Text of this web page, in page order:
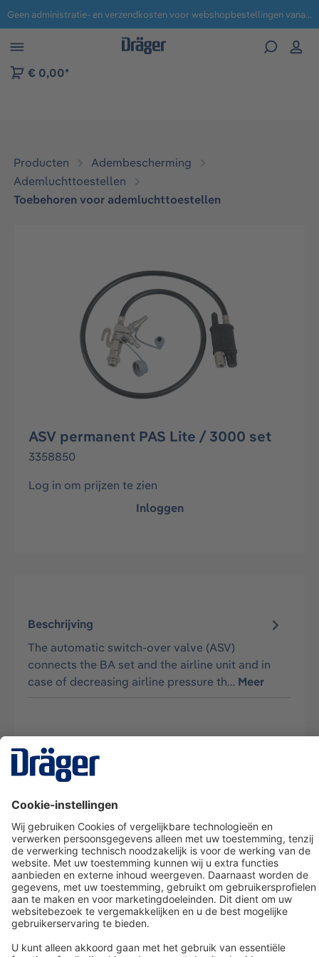
naar navigatie B2B-platform Geen administratie- en verzendkosten voor webshopbestellingen vanaf € 100,-.
€ 0,00*
Producten
Adembescherming
Ademluchttoestellen​
Toebehoren voor ademluchttoestellen​
ASV permanent PAS Lite / 3000 set
3358850
Log in om prijzen te zien
Inloggen
Beschrijving
The automatic switch-over valve (ASV)
connects the BA set and the airline unit and in
case of decreasing airline pressure th… Meer
Dräger klantenservice
Over Dräger
Bestellen in onze webshop